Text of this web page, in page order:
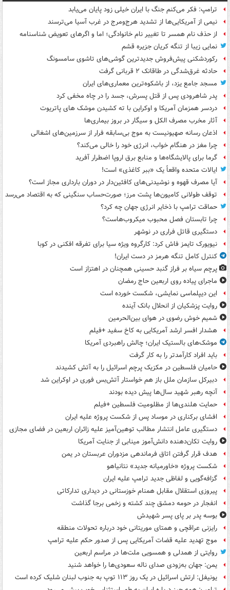
ترامپ: فکر می‌کنم جنگ با ایران خیلی زود پایان می‌یابد
نیمی از آمریکایی‌ها از تشدید هرج‌ومرج در غرب آسیا می‌ترسند
از حذف نام همسر تا تغییر نام خانوادگی؛ اما و اگرهای تعویض شناسنامه
نمایی زیبا از تنگه کریان جزیره قشم
رکوردشکنی پیش‌فروش جدیدترین گوشی‌های تاشوی سامسونگ
حادثه غرق‌شدگی در طاقانک ۲ قربانی گرفت
مسجد جامع یزد، از باشکوه‌ترین معماری‌های ایران
پدر شاهرودی پس از قتل پسرش، جسد را در چاه مخفی کرد
دردسر همزمان آمریکا و اوکراین با ته کشیدن موشک های پاتریوت
آثار مخرب مصرف الکل و سیگار در بروز بیماری‌ها
اذعان رسانه صهیونیست به موج بی‌سابقه فرار از سرزمین‌های اشغالی
چرا مغز در هنگام خواب، انرژی خود را خالی می‌کند؟
گرما برای پالایشگاه‌ها و منابع برق اروپا اضطرار آفرید
ایالات متحده واقعاً یک «ببر کاغذی» است!
آیا مصرف قهوه و نوشیدنی‌های کافئین‌دار در دوران بارداری مجاز است؟
توقف طولانی کامیون‌ها پشت مرز؛ صورت‌حساب سنگینی که به اقتصاد می‌رسد
حماقت ترامپ با ذخایر انرژی جهان چه کرد؟
چرا تابستان فصل محبوب میکروب‌هاست؟
دستگیری قاتل فراری در نوشهر
نیویورک تایمز فاش کرد: کارگروه ویژه سیا برای تفرقه افکنی در کوبا
کنترل کامل تنگه هرمز در دست ایران!
پرچم سیاه بر فراز گنبد حسینی همچنان در اهتزاز است
ماجرای پیاده روی اربعین حاج رمضان
این دیپلماسی نمایشی، شکست خورده است
روایت پزشکیان از انحلال بانک آینده
شمیم خوش رضوی در هوای بین‌الحرمین
هشدار افسر ارشد آمریکایی به کاخ سفید +فیلم
موشک‌های بالستیک ایران؛ چالش راهبردی آمریکا
باید افراد کارآمدتر را به کار گرفت
حامیان فلسطین در مکزیک پرچم اسرائیل را به آتش کشیدند
دبیرکل سازمان ملل باز هم خواستار آتش‌بس فوری در اوکراین شد
آنچه رهبر شهید سال‌ها پیش دیده بودند
حمایت هلندی‌ها از مظلومیت فلسطین +فیلم
افشای برکناری در موساد پس از شکست پروژه علیه ایران
دستگیری عامل انتشار مطالب توهین‌آمیز علیه زائران اربعین در فضای مجازی
روایت تکان‌دهنده دانش‌آموز مینابی از جنایت آمریکا
هدف قرار گرفتن اتاق‌ فرماندهی مزدوران عربستان در یمن
شکست پروژه «خاورمیانه جدید» نتانیاهو
گزافه‌گویی و لفاظی جدید ترامپ علیه ایران
پیروزی استقلال مقابل همنام خوزستانی در دیداری تدارکاتی
انفجار در حومه دمشق چند کشته و زخمی برجا گذاشت
بوسه‌ پدر بر پای پسر شهیدش
رایزنی عراقچی و همتای موریتانی خود درباره تحولات منطقه
موج تهدید علیه قضات آمریکایی پس از صدور حکم علیه ترامپ
روایتی از همدلی و همسویی ملت‌ها در مراسم اربعین
یمن: جهان به‌زودی صدای ناله سعودی‌ها را خواهد شنید
یونیفل: ارتش اسرائیل در یک روز ۱۱۳ توپ به جنوب لبنان شلیک کرده است